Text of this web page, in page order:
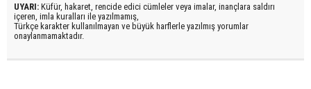
UYARI: Küfür, hakaret, rencide edici cümleler veya imalar, inançlara saldırı
içeren, imla kuralları ile yazılmamış,
Türkçe karakter kullanılmayan ve büyük harflerle yazılmış yorumlar
onaylanmamaktadır.